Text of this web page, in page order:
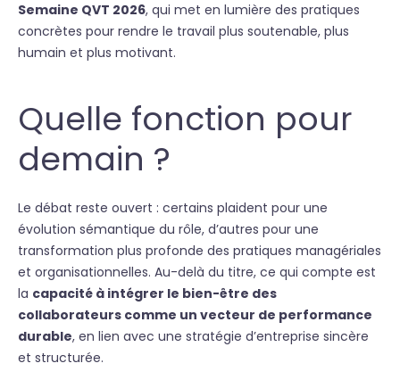
Semaine QVT 2026, qui met en lumière des pratiques
concrètes pour rendre le travail plus soutenable, plus
humain et plus motivant.
Quelle fonction pour
demain ?
Le débat reste ouvert : certains plaident pour une
évolution sémantique du rôle, d’autres pour une
transformation plus profonde des pratiques managériales
et organisationnelles. Au-delà du titre, ce qui compte est
la capacité à intégrer le bien-être des
collaborateurs comme un vecteur de performance
durable, en lien avec une stratégie d’entreprise sincère
et structurée.